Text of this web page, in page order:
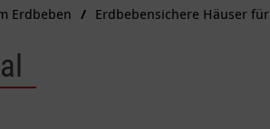
Erdbeben Erdbebensichere Häuser